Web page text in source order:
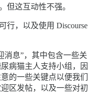
但这互动性不强。
，以及使用 Discourse
消息”，其中包含一些关
病猫主人支持小组，因
的一些关键点以便我们
区发帖，以及一些对初